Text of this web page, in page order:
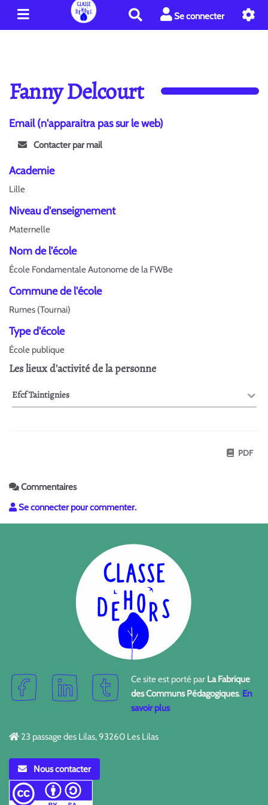
e
c
e
Se connecter
Fanny Delcourt
Email (n'apparaitra pas sur le web)
Contacter par mail
Academie
Lille
Niveau d'enseignement
Maternelle
Nom de l'école
École Fondamentale Autonome de la FWBe
Commune de l'école
Rumes (Tournai)
Type d'école
École publique
Les lieux d'activité de la personne
Efcf Taintignies
PDF
Commentaires
Se connecter pour commenter.
Ce site est porté par La Fabrique
des Communs Pédagogiques. En
savoir plus
23 passage des Lilas, 93260 Les Lilas
Nous contacter